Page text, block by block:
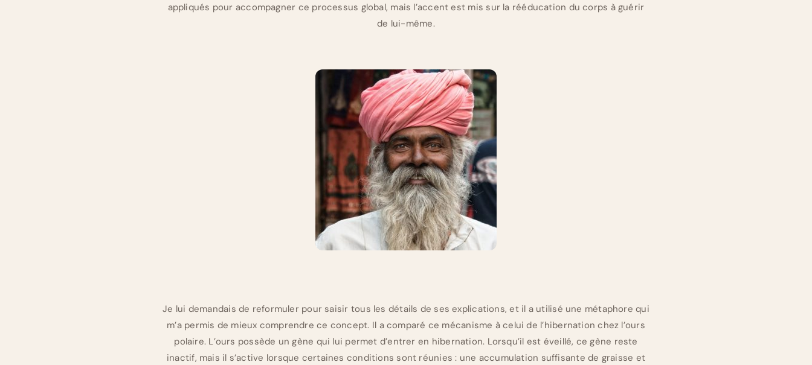
appliqués pour accompagner ce processus global, mais l’accent est mis sur la rééducation du corps à guérir
de lui-même.
Je lui demandais de reformuler pour saisir tous les détails de ses explications, et il a utilisé une métaphore qui
m’a permis de mieux comprendre ce concept. Il a comparé ce mécanisme à celui de l’hibernation chez l’ours
polaire. L’ours possède un gène qui lui permet d’entrer en hibernation. Lorsqu’il est éveillé, ce gène reste
inactif, mais il s’active lorsque certaines conditions sont réunies : une accumulation suffisante de graisse et